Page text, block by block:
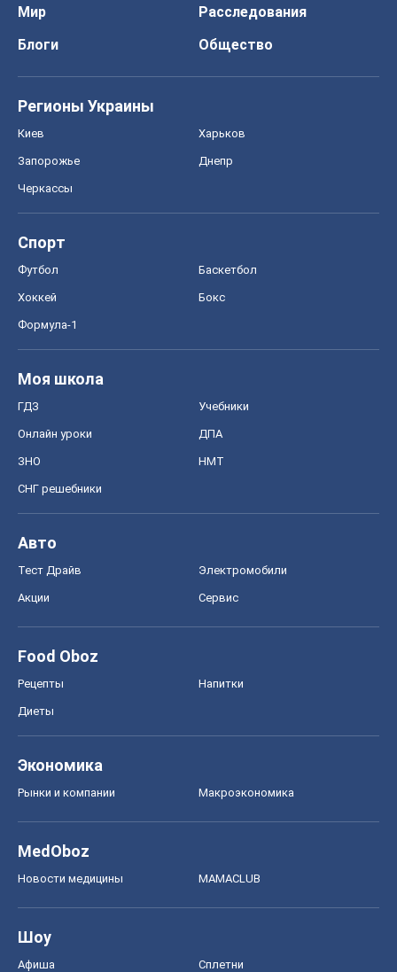
Мир
Расследования
Блоги
Общество
Регионы Украины
Киев Харьков
Запорожье Днепр
Черкассы
Спорт
Футбол Баскетбол
Хоккей Бокс
Формула-1
Моя школа
ГДЗ Учебники
Онлайн уроки ДПА
ЗНО НМТ
СНГ решебники
Авто
Тест Драйв Электромобили
Акции Сервис
Food Oboz
Рецепты Напитки
Диеты
Экономика
Рынки и компании Mакроэкономика
MedOboz
Новости медицины MAMACLUB
Шоу
Афиша Сплетни